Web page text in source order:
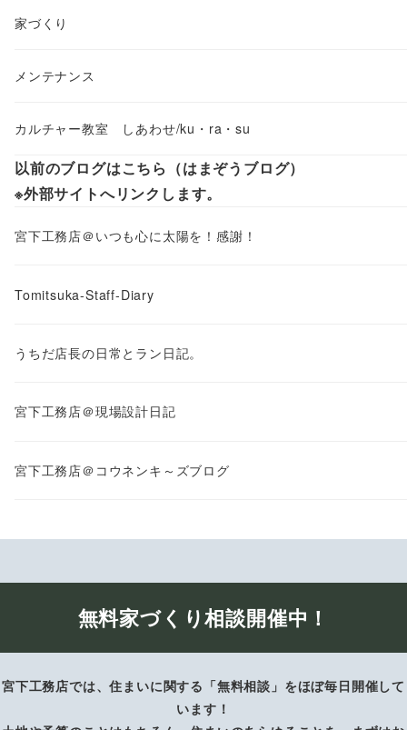
家づくり
メンテナンス
カルチャー教室 しあわせ/ku・ra・su
以前のブログはこちら（はまぞうブログ）
※外部サイトへリンクします。
宮下工務店＠いつも心に太陽を！感謝！
Tomitsuka-Staff-Diary
うちだ店長の日常とラン日記。
宮下工務店＠現場設計日記
宮下工務店＠コウネンキ～ズブログ
無料家づくり相談開催中！
宮下工務店では、住まいに関する「無料相談」をほぼ毎日開催して
います！